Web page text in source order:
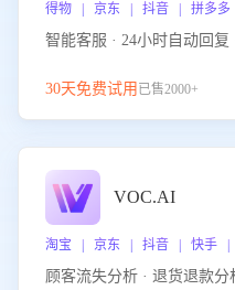
得物 | 京东 | 抖音 | 拼多
智能客服 · 24小时自动回
30天免费试用 已售2000+
VOC.AI
淘宝 | 京东 | 抖音 | 快手 |
顾客流失分析 · 退货退款分